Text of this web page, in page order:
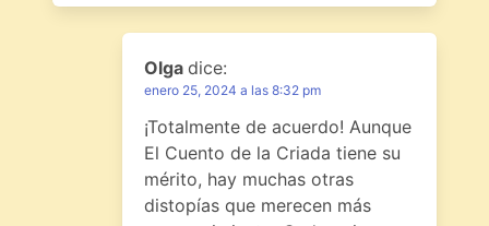
Olga dice:
enero 25, 2024 a las 8:32 pm
¡Totalmente de acuerdo! Aunque
El Cuento de la Criada tiene su
mérito, hay muchas otras
distopías que merecen más